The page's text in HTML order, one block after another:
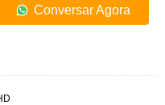
Conversar Agora